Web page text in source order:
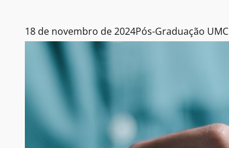
18 de novembro de 2024Pós-Graduação UMC